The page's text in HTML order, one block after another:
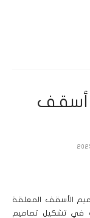
أسقف
الأسقف المعلقة
في تشكيل تصاميم